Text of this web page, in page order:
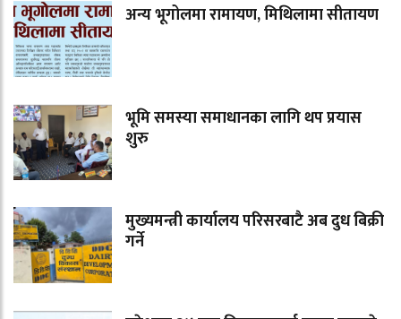
अन्य भूगोलमा रामायण, मिथिलामा सीतायण
भूमि समस्या समाधानका लागि थप प्रयास
शुरु
मुख्यमन्त्री कार्यालय परिसरबाटै अब दुध बिक्री
गर्ने